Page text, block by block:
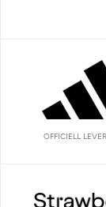
OFFICIELL